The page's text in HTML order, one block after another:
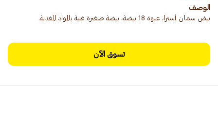
الوصف
بيض سمان أسترا، عبوة 18 بيضة، بيضة صغيرة غنية بالمواد المغذية.
تسوق الآن